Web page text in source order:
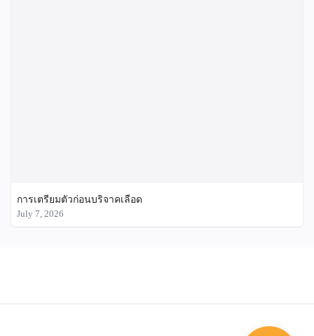
การเตรียมตัวก่อนบริจาคเลือด
July 7, 2026